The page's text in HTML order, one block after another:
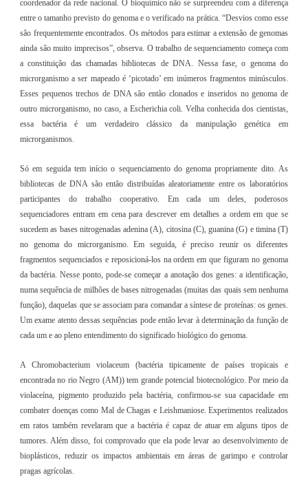
coordenador da rede nacional. O bioquímico não se surpreendeu com a diferença
entre o tamanho previsto do genoma e o verificado na prática. “Desvios como esse
são frequentemente encontrados. Os métodos para estimar a extensão de genomas
ainda são muito imprecisos”, observa. O trabalho de sequenciamento começa com
a constituição das chamadas bibliotecas de DNA. Nessa fase, o genoma do
microrganismo a ser mapeado é ‘picotado’ em inúmeros fragmentos minúsculos.
Esses pequenos trechos de DNA são então clonados e inseridos no genoma de
outro microrganismo, no caso, a Escherichia coli. Velha conhecida dos cientistas,
essa bactéria é um verdadeiro clássico da manipulação genética em
microrganismos.
Só em seguida tem início o sequenciamento do genoma propriamente dito. As
bibliotecas de DNA são então distribuídas aleatoriamente entre os laboratórios
participantes do trabalho cooperativo. Em cada um deles, poderosos
sequenciadores entram em cena para descrever em detalhes a ordem em que se
sucedem as bases nitrogenadas adenina (A), citosina (C), guanina (G) e timina (T)
no genoma do microrganismo. Em seguida, é preciso reunir os diferentes
fragmentos sequenciados e reposicioná-los na ordem em que figuram no genoma
da bactéria. Nesse ponto, pode-se começar a anotação dos genes: a identificação,
numa sequência de milhões de bases nitrogenadas (muitas das quais sem nenhuma
função), daquelas que se associam para comandar a síntese de proteínas: os genes.
Um exame atento dessas sequências pode então levar à determinação da função de
cada um e ao pleno entendimento do significado biológico do genoma.
A Chromobacterium violaceum (bactéria tipicamente de países tropicais e
encontrada no rio Negro (AM)) tem grande potencial biotecnológico. Por meio da
violaceína, pigmento produzido pela bactéria, confirmou-se sua capacidade em
combater doenças como Mal de Chagas e Leishmaniose. Experimentos realizados
em ratos também revelaram que a bactéria é capaz de atuar em alguns tipos de
tumores. Além disso, foi comprovado que ela pode levar ao desenvolvimento de
bioplásticos, reduzir os impactos ambientais em áreas de garimpo e controlar
pragas agrícolas.